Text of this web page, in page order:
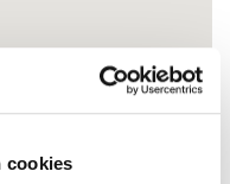
cookies